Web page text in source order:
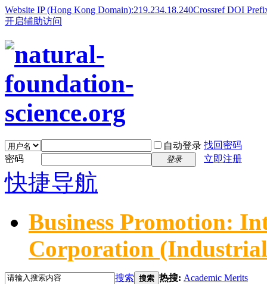
Website IP (Hong Kong Domain):219.234.18.240Crossref DOI
开启辅助访问
自动登录 找回密码
密码
登录 立即注册
快捷导航
Business Promotion:
Corporation
搜索 搜索 热搜: Academic Merits